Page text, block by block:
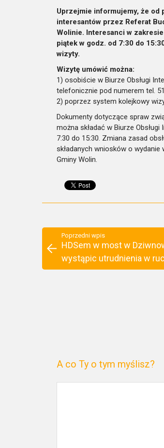
Uprzejmie informujemy, że od
interesantów przez Referat
Wolinie. Interesanci w
piątek w godz. od 7:30 do
wizyty.
Wizytę umówić można:
1) osobiście w Biurze Obsługi
telefonicznie pod numerem tel.
2) poprzez system kolejkowy
Dokumenty dotyczące spraw
można składać w Biurze
7:30 do 15:30. Zmiana zasad
składanych wniosków o
Gminy Wolin.
Poprzedni wpis
HDSem w most w
wystąpic utrudnienia w
A co Ty o tym myślisz?